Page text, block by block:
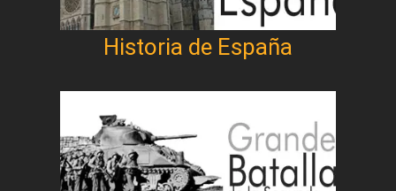
Historia de España